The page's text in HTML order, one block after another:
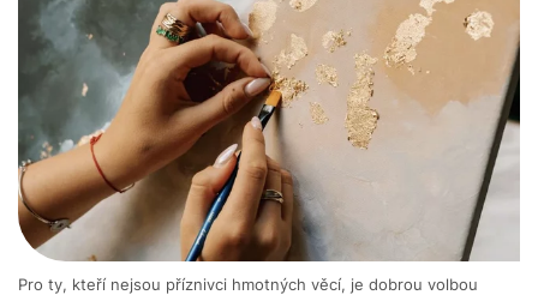
Pro ty, kteří nejsou příznivci hmotných věcí, je dobrou volbou